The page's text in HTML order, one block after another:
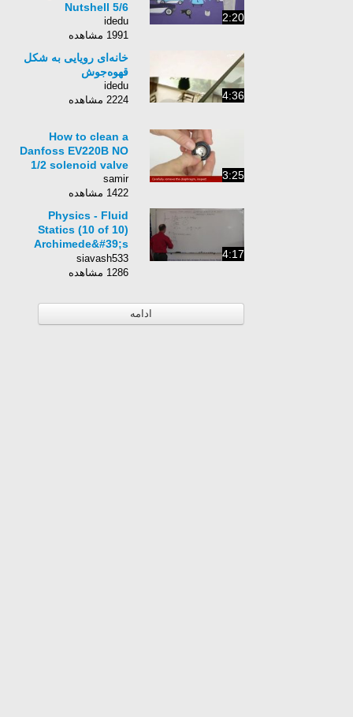
2:20
Nutshell 5/6
idedu
1991 مشاهده
4:36
خانه‌ای رویایی به شکل
قهوه‌جوش
idedu
2224 مشاهده
3:25
How to clean a
Danfoss EV220B NO
1/2 solenoid valve
samir
1422 مشاهده
4:17
Physics - Fluid
Statics (10 of 10)
Archimede&#39;s
Principle: Density of
an Object
siavash533
1286 مشاهده
ادامه